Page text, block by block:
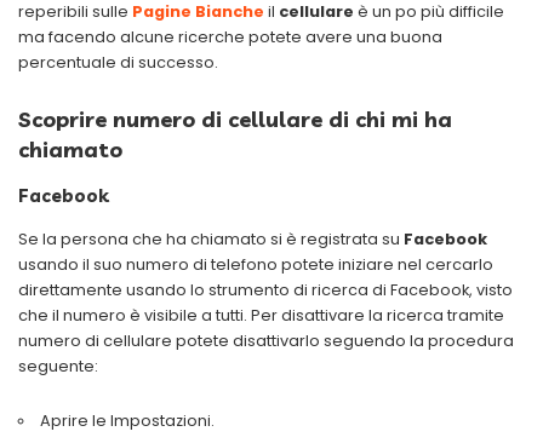
reperibili sulle Pagine Bianche il cellulare è un po più difficile
ma facendo alcune ricerche potete avere una buona
percentuale di successo.
Scoprire numero di cellulare di chi mi ha
chiamato
Facebook
Se la persona che ha chiamato si è registrata su Facebook
usando il suo numero di telefono potete iniziare nel cercarlo
direttamente usando lo strumento di ricerca di Facebook, visto
che il numero è visibile a tutti. Per disattivare la ricerca tramite
numero di cellulare potete disattivarlo seguendo la procedura
seguente:
Aprire le Impostazioni.